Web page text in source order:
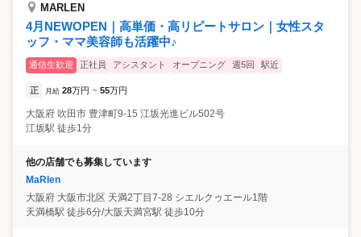
MARLEN
4月NEWOPEN｜高単価・高リピートサロン｜女性スタ
ッフ・ママ美容師も活躍中♪
通信生歓迎 正社員 アシスタント オープニング 週5回 駅近
正 月給 28万円 ~ 55万円
大阪府 吹田市 豊津町9-15 江坂光進ビル502号
江坂駅 徒歩1分
他の店舗でも募集しています
MaRlen
大阪府 大阪市北区 天満2丁目7-28 シエルクゥエール1階
天満橋駅 徒歩6分/大阪天満宮駅 徒歩10分